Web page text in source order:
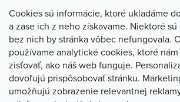
Cookies sú informácie, ktoré ukladáme
a zase ich z neho získavame. Niektoré
bez nich by stránka vôbec nefungovala.
používame analytické cookies, ktoré
zisťovať, ako náš web funguje.
dovoľujú prispôsobovať stránku.
umožňujú zobrazenie relevantnej
Pokojné Vianoce je
darčekomprinášajúcim do
adventného obdobia vôňu
atmosféru vianočnej
Darujte zážitok, ktorý
poteší zmysly. Alebo
umývania rúk či z kúpeľa
Blog